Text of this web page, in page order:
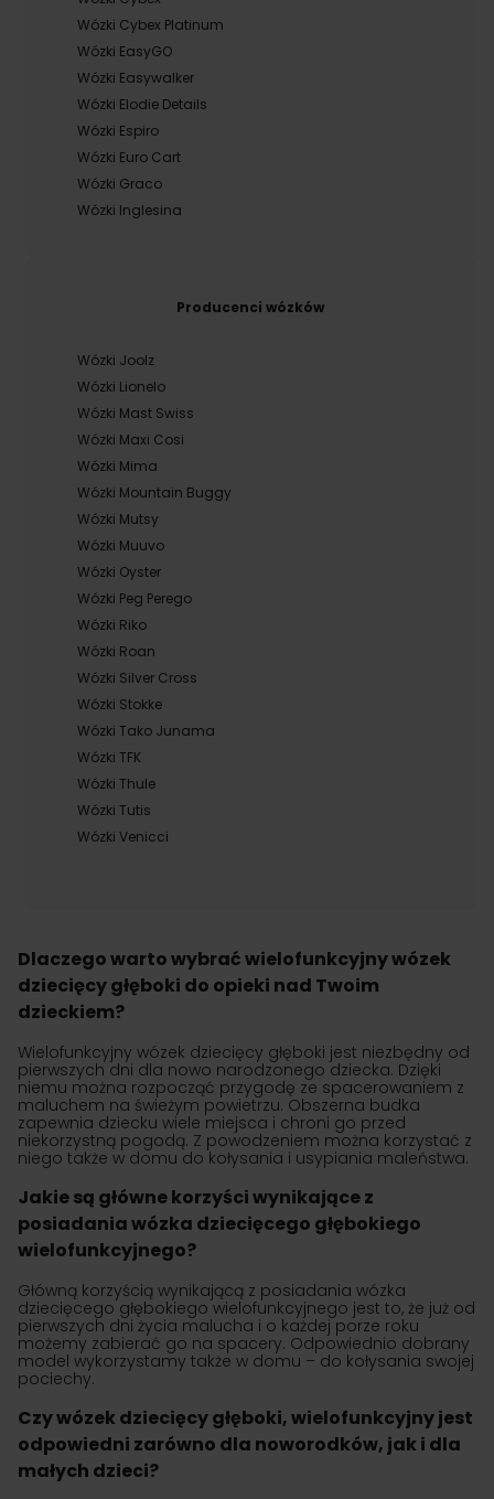
Wózki Cybex Platinum
Wózki EasyGO
Wózki Easywalker
Wózki Elodie Details
Wózki Espiro
Wózki Euro Cart
Wózki Graco
Wózki Inglesina
Producenci wózków
Wózki Joolz
Wózki Lionelo
Wózki Mast Swiss
Wózki Maxi Cosi
Wózki Mima
Wózki Mountain Buggy
Wózki Mutsy
Wózki Muuvo
Wózki Oyster
Wózki Peg Perego
Wózki Riko
Wózki Roan
Wózki Silver Cross
Wózki Stokke
Wózki Tako Junama
Wózki TFK
Wózki Thule
Wózki Tutis
Wózki Venicci
Dlaczego warto wybrać wielofunkcyjny wózek
dziecięcy głęboki do opieki nad Twoim
dzieckiem?
Wielofunkcyjny wózek dziecięcy głęboki jest niezbędny od
pierwszych dni dla nowo narodzonego dziecka. Dzięki
niemu można rozpocząć przygodę ze spacerowaniem z
maluchem na świeżym powietrzu. Obszerna budka
zapewnia dziecku wiele miejsca i chroni go przed
niekorzystną pogodą. Z powodzeniem można korzystać z
niego także w domu do kołysania i usypiania maleństwa.
Jakie są główne korzyści wynikające z
posiadania wózka dziecięcego głębokiego
wielofunkcyjnego?
Główną korzyścią wynikającą z posiadania wózka
dziecięcego głębokiego wielofunkcyjnego jest to, że już od
pierwszych dni życia malucha i o każdej porze roku
możemy zabierać go na spacery. Odpowiednio dobrany
model wykorzystamy także w domu – do kołysania swojej
pociechy.
Czy wózek dziecięcy głęboki, wielofunkcyjny jest
odpowiedni zarówno dla noworodków, jak i dla
małych dzieci?